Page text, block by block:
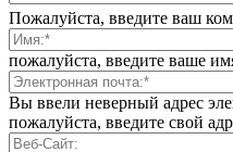
Пожалуйста, введите ваш
пожалуйста, введите ваше
Вы ввели неверный адрес
пожалуйста, введите свой